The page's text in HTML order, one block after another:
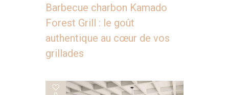
Barbecue charbon Kamado
Forest Grill : le goût
authentique au cœur de vos
grillades